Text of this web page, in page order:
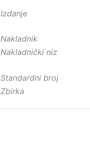
Izdanje
Nakladnik
Nakladnički niz
Standardni broj
Zbirka